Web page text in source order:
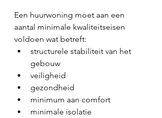
Een huurwoning moet aan een
aantal minimale kwaliteitseisen
voldoen wat betreft:
structurele stabiliteit van het
gebouw
veiligheid
gezondheid
minimum aan comfort
minimale isolatie